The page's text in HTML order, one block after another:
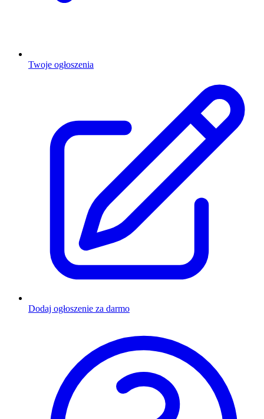
Twoje ogłoszenia
Dodaj ogłoszenie za darmo